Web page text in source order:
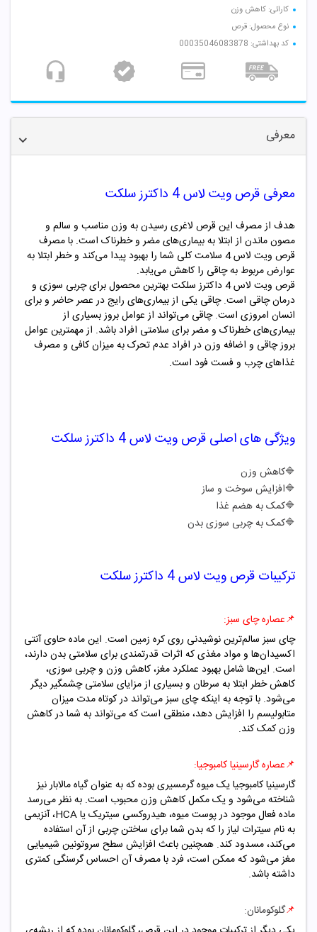
کارائی: کاهش وزن
نوع محصول: قرص
کد بهداشتی: 00035046083878
معرفی
معرفی قرص ویت لاس 4 داکترز سلکت
هدف از مصرف این قرص لاغری رسیدن به وزن مناسب و سالم و
مصون ماندن از ابتلا به بیماری‌های مضر و خطرناک است. با مصرف
قرص ویت لاس 4 سلامت کلی شما را بهبود پیدا می‌کند و خطر ابتلا به
عوارض مربوط به چاقی را کاهش می‌یابد.
قرص ویت لاس 4 داکترز سلکت بهترین محصول برای چربی سوزی و
درمان چاقی است. چاقی یکی از بیماری‌های رایج در عصر حاضر و برای
انسان امروزی است. چاقی می‌تواند از عوامل بروز بسیاری از
بیماری‌های خطرناک و مضر برای سلامتی افراد باشد. از مهمترین عوامل
بروز چاقی و اضافه وزن در افراد عدم تحرک به میزان کافی و مصرف
غذاهای چرب و فست فود است.
ویژگی های اصلی قرص ویت لاس 4 داکترز سلکت
🔷کاهش وزن
🔷افزایش سوخت و ساز
🔷کمک به هضم غذا
🔷کمک به چربی سوزی بدن
ترکیبات قرص ویت لاس 4 داکترز سلکت
📌عصاره چای سبز:
چای سبز سالم‌ترین نوشیدنی روی کره زمین است. این ماده حاوی آنتی
اکسیدان‌ها و مواد مغذی که اثرات قدرتمندی برای سلامتی بدن دارند،
است. این‌ها شامل بهبود عملکرد مغز، کاهش وزن و چربی سوزی،
کاهش خطر ابتلا به سرطان و بسیاری از مزایای سلامتی چشمگیر دیگر
می‌شود. با توجه به اینکه چای سبز می‌تواند در کوتاه مدت میزان
متابولیسم را افزایش دهد، منطقی است که می‌تواند به شما در کاهش
وزن کمک کند.
📌عصاره گارسینیا کامبوجیا:
گارسینیا کامبوجیا یک میوه گرمسیری بوده که به عنوان گیاه مالابار نیز
شناخته می‌شود و یک مکمل کاهش وزن محبوب است. به نظر می‌رسد
ماده فعال موجود در پوست میوه، هیدروکسی سیتریک یا HCA، آنزیمی
به نام سیترات لیاز را که بدن شما برای ساختن چربی از آن استفاده
می‌کند، مسدود کند. همچنین باعث افزایش سطح سروتونین شیمیایی
مغز می‌شود که ممکن است، فرد با مصرف آن احساس گرسنگی کمتری
داشته باشد.
📌گلوکومانان: